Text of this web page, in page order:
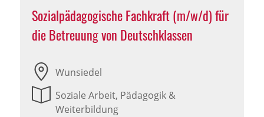
Sozialpädagogische Fachkraft (m/w/d) für
die Betreuung von Deutschklassen
Wunsiedel
Soziale Arbeit, Pädagogik &
Weiterbildung